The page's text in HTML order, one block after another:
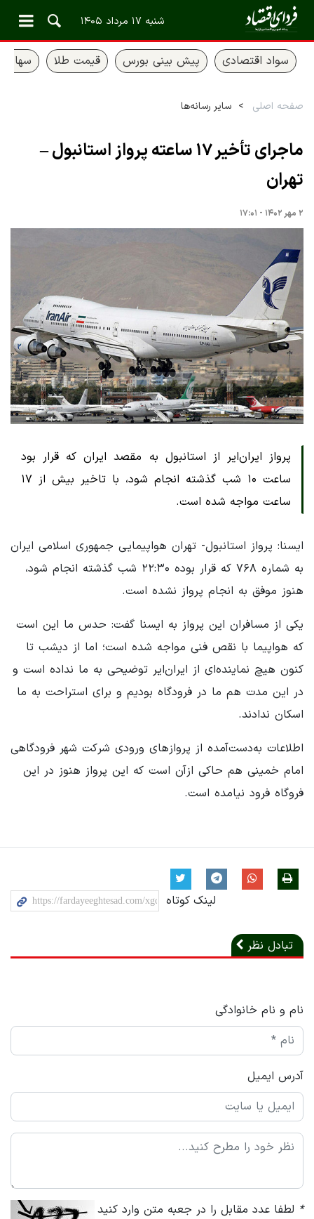
شنبه ۱۷ مرداد ۱۴۰۵
سواد اقتصادی پیش بینی بورس قیمت طلا سهام
صفحه اصلی سایر رسانه‌ها
ماجرای تأخیر ۱۷ ساعته پرواز استانبول –
تهران
۲ مهر ۱۴۰۲ - ۱۷:۰۱
پرواز ایران‌ایر از استانبول به مقصد ایران که قرار بود
ساعت ۱۰ شب گذشته انجام شود، با تاخیر بیش از ۱۷
ساعت مواجه شده است.
ایسنا: پرواز استانبول- تهران هواپیمایی جمهوری اسلامی ایران
به شماره ۷۶۸ که قرار بوده ۲۲:۳۰ شب گذشته انجام شود،
هنوز موفق به انجام پرواز نشده است.
یکی از مسافران این پرواز به ایسنا گفت: حدس ما این است
که هواپیما با نقص فنی مواجه شده است؛ اما از دیشب تا
کنون هیچ نماینده‌ای از ایران‌ایر توضیحی به ما نداده است و
در این مدت هم ما در فرودگاه بودیم و برای استراحت به ما
اسکان ندادند.
اطلاعات به‌دست‌آمده از پروازهای ورودی شرکت شهر فرودگاهی
امام خمینی هم حاکی ازآن است که این پرواز هنوز در این
فروگاه فرود نیامده است.
لینک کوتاه
تبادل نظر
نام و نام خانوادگی
آدرس ایمیل
* لطفا عدد مقابل را در جعبه متن وارد کنید